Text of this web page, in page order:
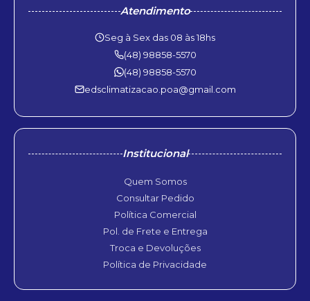
Atendimento
Seg à Sex das 08 às 18hs
(48) 98858-5570
(48) 98858-5570
edsclimatizacao.poa@gmail.com
Institucional
Quem Somos
Consultar Pedido
Política Comercial
Pol. de Frete e Entrega
Troca e Devoluções
Política de Privacidade